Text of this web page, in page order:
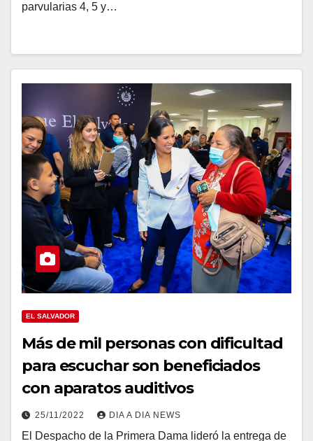
parvularias 4, 5 y…
EL SALVADOR
Más de mil personas con dificultad
para escuchar son beneficiados
con aparatos auditivos
25/11/2022 DIA A DIA NEWS
El Despacho de la Primera Dama lideró la entrega de